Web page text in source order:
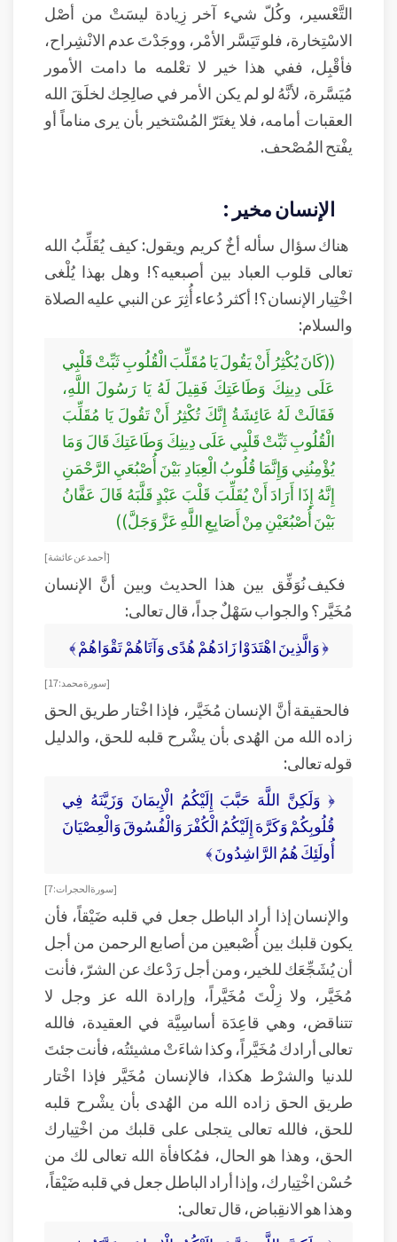
التَّعْسير، وكُلّ شيء آخر زِيادة ليسَتْ من أصْل
الاسْتِخارة، فلو تَيَسَّر الأمْر، ووجَدْتَ عدم الانْشِراح،
فأقْبِل، ففي هذا خير لا تعْلمه ما دامت الأمور
مُيَسَّرة، لأنَّهُ لو لم يكن الأمر في صالِحِك لخلَقَ الله
العقبات أمامه، فلا يغتَرّ المُسْتخير بأن يرى مناماً أو
يفْتح المُصْحف.
الإنسان مخير :
هناك سؤال سأله أخٌ كريم ويقول: كيف يُقَلِّبُ الله
تعالى قلوب العباد بين أصبعيه؟! وهل بهذا يُلْغى
اخْتِيار الإنسان؟! أكثر دُعاء أُثِرَ عن النبي عليه الصلاة
والسلام:
((كَانَ يُكْثِرُ أَنْ يَقُولَ يَا مُقَلِّبَ الْقُلُوبِ ثَبِّتْ قَلْبِي
عَلَى دِينِكَ وَطَاعَتِكَ فَقِيلَ لَهُ يَا رَسُولَ اللَّهِ،
فَقَالَتْ لَهُ عَائِشَةُ إِنَّكَ تُكْثِرُ أَنْ تَقُولَ يَا مُقَلِّبَ
الْقُلُوبِ ثَبِّتْ قَلْبِي عَلَى دِينِكَ وَطَاعَتِكَ قَالَ وَمَا
يُؤْمِنُنِي وَإِنَّمَا قُلُوبُ الْعِبَادِ بَيْنَ أُصْبُعَيِ الرَّحْمَنِ
إِنَّهُ إِذَا أَرَادَ أَنْ يُقَلِّبَ قَلْبَ عَبْدٍ قَلَّبَهُ قَالَ عَفَّانُ
بَيْنَ أُصْبُعَيْنِ مِنْ أَصَابِعِ اللَّهِ عَزَّ وَجَلَّ))
[أحمد عن عائشة]
فكيف نُوَفِّق بين هذا الحديث وبين أنَّ الإنسان
مُخَيَّر؟ والجواب سَهْلٌ جداً، قال تعالى:
﴿ وَالَّذِينَ اهْتَدَوْا زَادَهُمْ هُدًى وَآتَاهُمْ تَقْوَاهُمْ ﴾
[ سورة محمد: 17 ]
فالحقيقة أنَّ الإنسان مُخَيَّر، فإذا اخْتار طريق الحق
زاده الله من الهُدى بأن يشْرح قلبه للحق، والدليل
قوله تعالى:
﴿ وَلَكِنَّ اللَّهَ حَبَّبَ إِلَيْكُمُ الْإِيمَانَ وَزَيَّنَهُ فِي
قُلُوبِكُمْ وَكَرَّهَ إِلَيْكُمُ الْكُفْرَ وَالْفُسُوقَ وَالْعِصْيَانَ
أُولَئِكَ هُمُ الرَّاشِدُونَ ﴾
[ سورة الحجرات: 7 ]
والإنسان إذا أراد الباطل جعل في قلبه ضَيْقاً، فأن
يكون قلبك بين أُصْبعين من أصابع الرحمن من أجل
أن يُشَجِّعَك للخير، ومن أجل رَدْعك عن الشرّ، فأنت
مُخَيَّر، ولا زِلْتَ مُخَيَّراً، وإرادة الله عز وجل لا
تتناقض، وهي قاعِدَة أساسِيَّة في العقيدة، فالله
تعالى أرادك مُخَيَّراً، وكذا شاءَتْ مشيئتُه، فأنت جئتَ
للدنيا والشرْط هكذا، فالإنسان مُخَيَّر فإذا اخْتار
طريق الحق زاده الله من الهُدى بأن يشْرح قلبه
للحق، فالله تعالى يتجلى على قلبك من اخْتِيارك
الحق، وهذا هو الحال، فمُكافأة الله تعالى لك من
حُسْن اخْتِيارك، وإذا أراد الباطل جعل في قلبه ضَيْقاً،
وهذا هو الانقِباض، قال تعالى: